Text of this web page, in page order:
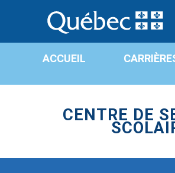
ACCUEIL
CENTRE DE